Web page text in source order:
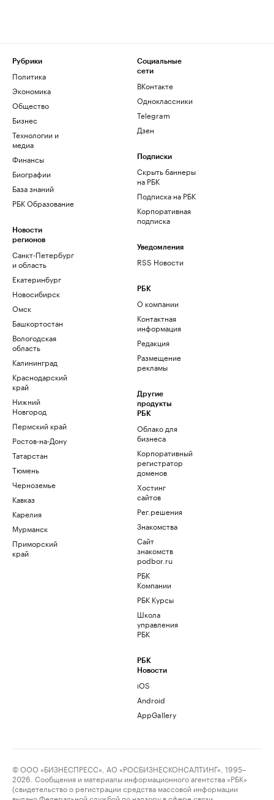
Рубрики
Политика
Экономика
Общество
Бизнес
Технологии и
медиа
Финансы
Биографии
База знаний
РБК Образование
Новости
регионов
Санкт-Петербург
и область
Екатеринбург
Новосибирск
Омск
Башкортостан
Вологодская
область
Калининград
Краснодарский
край
Нижний
Новгород
Пермский край
Ростов-на-Дону
Татарстан
Тюмень
Черноземье
Кавказ
Карелия
Мурманск
Приморский
край
Социальные
сети
ВКонтакте
Одноклассники
Telegram
Дзен
Подписки
Скрыть баннеры
на РБК
Подписка на РБК
Корпоративная
подписка
Уведомления
RSS Новости
РБК
О компании
Контактная
информация
Редакция
Размещение
рекламы
Другие
продукты
РБК
Облако для
бизнеса
Корпоративный
регистратор
доменов
Хостинг
сайтов
Рег.решения
Знакомства
Сайт
знакомств
podbor.ru
РБК
Компании
РБК Курсы
Школа
управления
РБК
РБК
Новости
iOS
Android
AppGallery
© ООО «БИЗНЕСПРЕСС», АО «РОСБИЗНЕСКОНСАЛТИНГ», 1995–
2026. Сообщения и материалы информационного агентства «РБК»
(свидетельство о регистрации средства массовой информации